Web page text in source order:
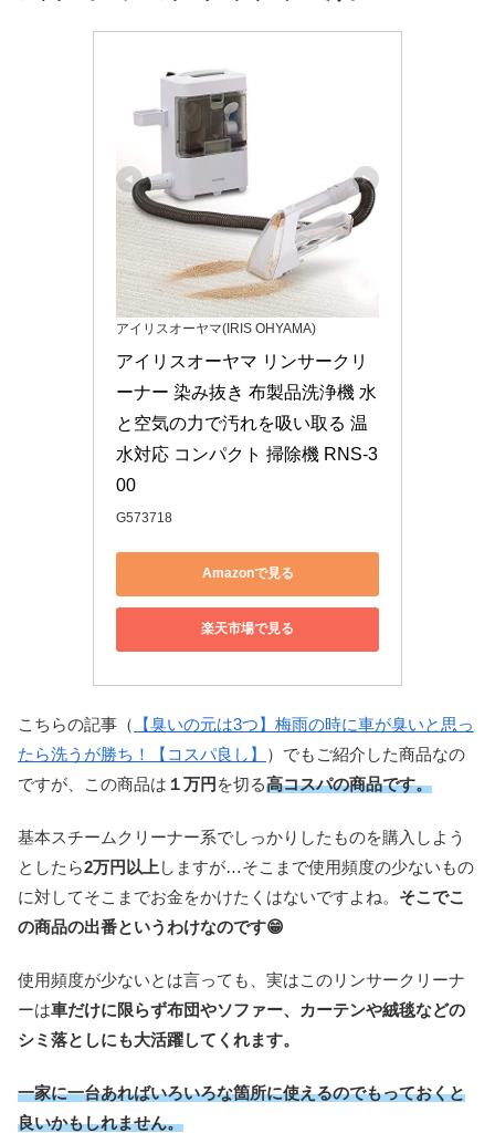
アイリスオーヤマ(IRIS OHYAMA)
アイリスオーヤマ リンサークリ
ーナー 染み抜き 布製品洗浄機 水
と空気の力で汚れを吸い取る 温
水対応 コンパクト 掃除機 RNS-3
00
G573718
Amazonで見る
楽天市場で見る
こちらの記事（
【臭いの元は3つ】梅雨の時に車が臭いと思っ
たら洗うが勝ち！【コスパ良し】
）でもご紹介した商品なの
ですが、この商品は １万円 を切る高コスパの商品です。
基本スチームクリーナー系でしっかりしたものを購入しよう
としたら2万円以上 しますが…そこまで使用頻度の少ないもの
に対してそこまでお金をかけたくはないですよね。 そこでこ
の商品の出番というわけなのです😁
使用頻度が少ないとは言っても、実はこのリンサークリーナ
ーは車だけに限らず布団やソファー、カーテンや絨毯などの
シミ落としにも大活躍してくれます。
一家に一台あればいろいろな箇所に使えるのでもっておくと
良いかもしれません。